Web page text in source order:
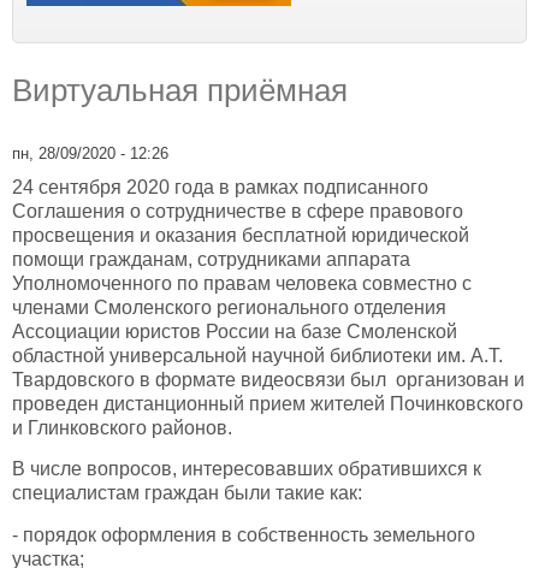
Виртуальная приёмная
пн, 28/09/2020 - 12:26
24 сентября 2020 года в рамках подписанного
Соглашения о сотрудничестве в сфере правового
просвещения и оказания бесплатной юридической
помощи гражданам, сотрудниками аппарата
Уполномоченного по правам человека совместно с
членами Смоленского регионального отделения
Ассоциации юристов России на базе Смоленской
областной универсальной научной библиотеки им. А.Т.
Твардовского в формате видеосвязи был организован и
проведен дистанционный прием жителей Починковского
и Глинковского районов.
В числе вопросов, интересовавших обратившихся к
специалистам граждан были такие как:
- порядок оформления в собственность земельного
участка;